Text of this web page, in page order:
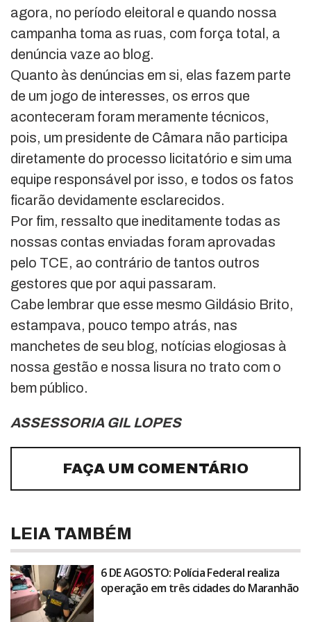
agora, no período eleitoral e quando nossa
campanha toma as ruas, com força total, a
denúncia vaze ao blog.
Quanto às denúncias em si, elas fazem parte
de um jogo de interesses, os erros que
aconteceram foram meramente técnicos,
pois, um presidente de Câmara não participa
diretamente do processo licitatório e sim uma
equipe responsável por isso, e todos os fatos
ficarão devidamente esclarecidos.
Por fim, ressalto que ineditamente todas as
nossas contas enviadas foram aprovadas
pelo TCE, ao contrário de tantos outros
gestores que por aqui passaram.
Cabe lembrar que esse mesmo Gildásio Brito,
estampava, pouco tempo atrás, nas
manchetes de seu blog, notícias elogiosas à
nossa gestão e nossa lisura no trato com o
bem público.
ASSESSORIA GIL LOPES
FAÇA UM COMENTÁRIO
LEIA TAMBÉM
6 DE AGOSTO: Polícia Federal realiza
operação em três cidades do Maranhão